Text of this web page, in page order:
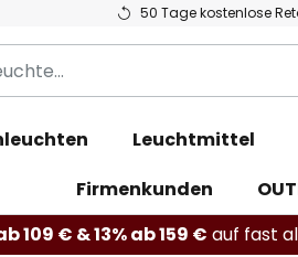
50 Tage kostenlose
Leuchtmittel
Firmenkunden
109 € & 13% ab 159 € auf fast